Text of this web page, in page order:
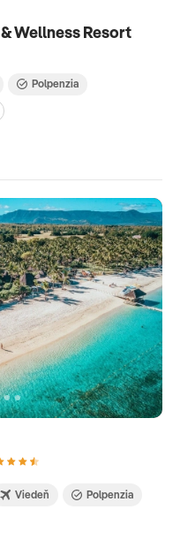
Wellness Resort
Polpenzia
Viedeň Polpenzia